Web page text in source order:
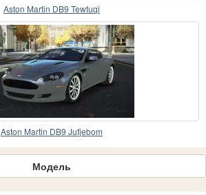
Aston Martin DB9 Tewtuqi
Aston Martin DB9 Jufjebom
Модель